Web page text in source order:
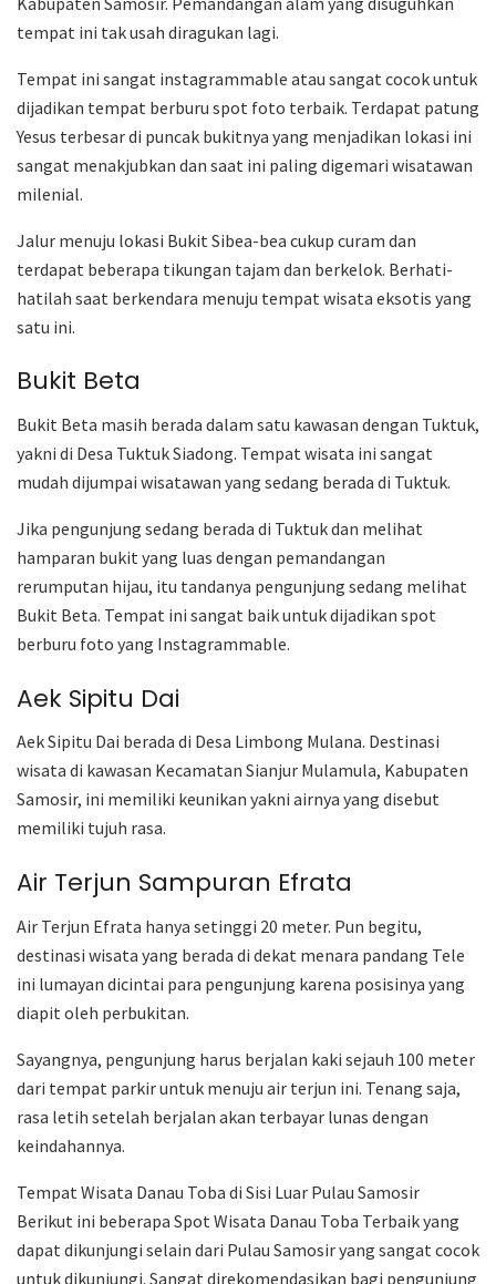
tempat ini tak usah diragukan lagi.
Tempat ini sangat instagrammable atau sangat cocok untuk
dijadikan tempat berburu spot foto terbaik. Terdapat patung
Yesus terbesar di puncak bukitnya yang menjadikan lokasi ini
sangat menakjubkan dan saat ini paling digemari wisatawan
milenial.
Jalur menuju lokasi Bukit Sibea-bea cukup curam dan
terdapat beberapa tikungan tajam dan berkelok. Berhati-
hatilah saat berkendara menuju tempat wisata eksotis yang
satu ini.
Bukit Beta
Bukit Beta masih berada dalam satu kawasan dengan Tuktuk,
yakni di Desa Tuktuk Siadong. Tempat wisata ini sangat
mudah dijumpai wisatawan yang sedang berada di Tuktuk.
Jika pengunjung sedang berada di Tuktuk dan melihat
hamparan bukit yang luas dengan pemandangan
rerumputan hijau, itu tandanya pengunjung sedang melihat
Bukit Beta. Tempat ini sangat baik untuk dijadikan spot
berburu foto yang Instagrammable.
Aek Sipitu Dai
Aek Sipitu Dai berada di Desa Limbong Mulana. Destinasi
wisata di kawasan Kecamatan Sianjur Mulamula, Kabupaten
Samosir, ini memiliki keunikan yakni airnya yang disebut
memiliki tujuh rasa.
Air Terjun Sampuran Efrata
Air Terjun Efrata hanya setinggi 20 meter. Pun begitu,
destinasi wisata yang berada di dekat menara pandang Tele
ini lumayan dicintai para pengunjung karena posisinya yang
diapit oleh perbukitan.
Sayangnya, pengunjung harus berjalan kaki sejauh 100 meter
dari tempat parkir untuk menuju air terjun ini. Tenang saja,
rasa letih setelah berjalan akan terbayar lunas dengan
keindahannya.
Tempat Wisata Danau Toba di Sisi Luar Pulau Samosir
Berikut ini beberapa Spot Wisata Danau Toba Terbaik yang
dapat dikunjungi selain dari Pulau Samosir yang sangat cocok
untuk dikunjungi. Sangat direkomendasikan bagi pengunjung